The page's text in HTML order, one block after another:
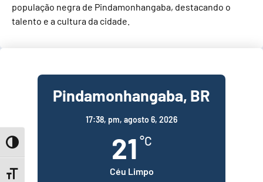
Toggle High Contrast
Toggle Font size
população negra de Pindamonhangaba, destacando o
talento e a cultura da cidade.
Pindamonhangaba, BR
17:38, pm, agosto 6, 2026
21 °C
Céu Limpo